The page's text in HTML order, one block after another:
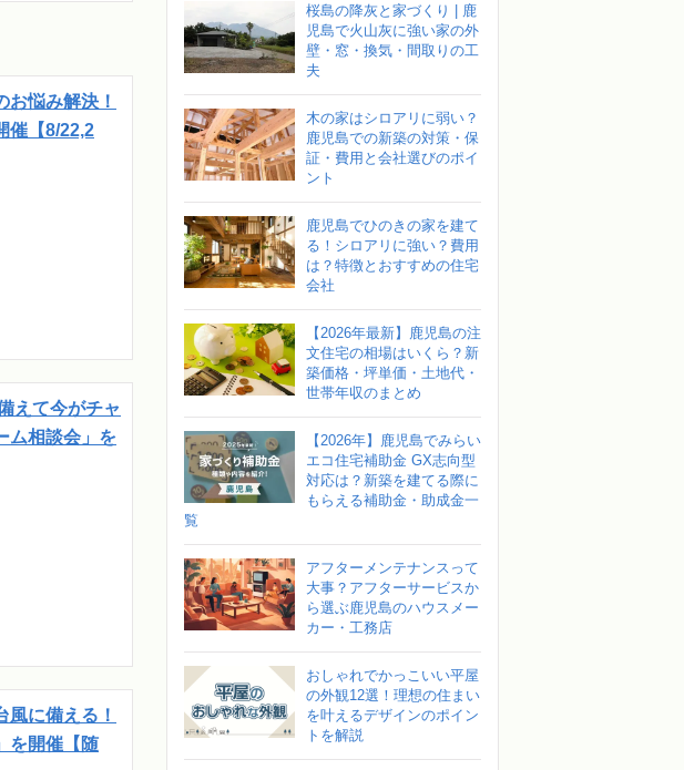
お悩み解決！
催【8/22,2
えて今がチャ
ム相談会」を
風に備える！
を開催【随
桜島の降灰と家づくり | 鹿
児島で火山灰に強い家の外
壁・窓・換気・間取りの工
夫
木の家はシロアリに弱い？
鹿児島での新築の対策・保
証・費用と会社選びのポイ
ント
鹿児島でひのきの家を建て
る！シロアリに強い？費用
は？特徴とおすすめの住宅
会社
【2026年最新】鹿児島の注
文住宅の相場はいくら？新
築価格・坪単価・土地代・
世帯年収のまとめ
【2026年】鹿児島でみらい
エコ住宅補助金 GX志向型
対応は？新築を建てる際に
もらえる補助金・助成金一
覧
アフターメンテナンスって
大事？アフターサービスか
ら選ぶ鹿児島のハウスメー
カー・工務店
おしゃれでかっこいい平屋
の外観12選！理想の住まい
を叶えるデザインのポイン
トを解説